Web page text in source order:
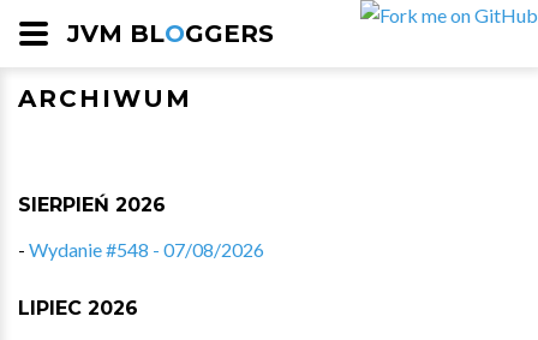
JVM BLOGGERS
ARCHIWUM
SIERPIEŃ 2026
- Wydanie #548 - 07/08/2026
LIPIEC 2026